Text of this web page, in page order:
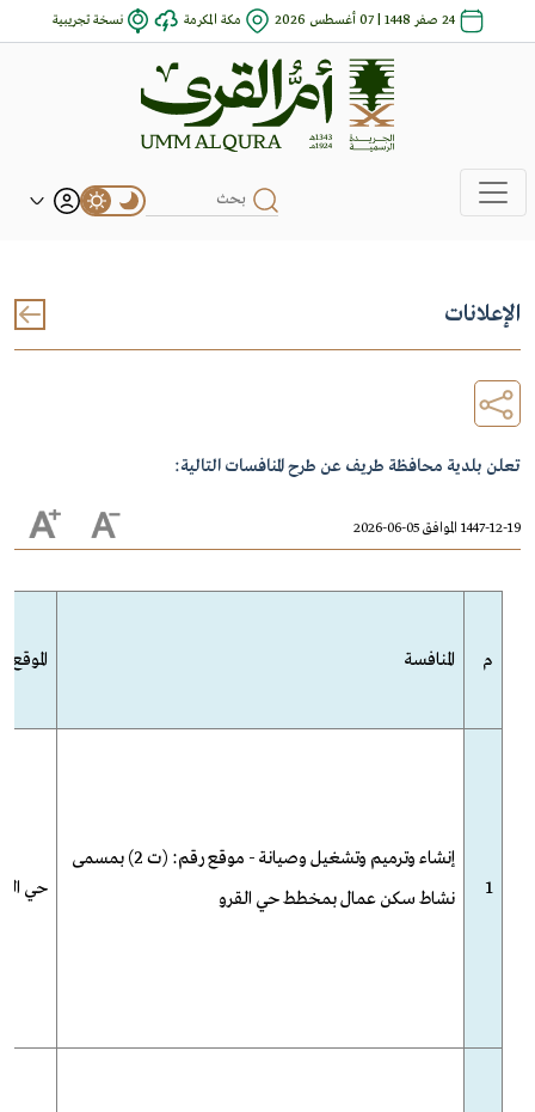
24 صفر 1448 | 07 أغسطس 2026 مكة المكرمة نسخة تجريبية
الإعلانات
تعلن بلدية محافظة طريف عن طرح المنافسات التالية:
1447-12-19 الموافق 05-06-2026
م المنافسة الموقع
1
إنشاء وترميم وتشغيل وصيانة - موقع رقم: (ت 2) بمسمى
نشاط سكن عمال بمخطط حي القرو
حي